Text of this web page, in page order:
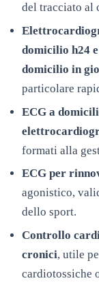
del tracciato al
domicilio h24
domicilio in
particolare
ECG a
formati alla
ECG per
agonistico,
dello sport.
Controllo
cronici, utile
cardiotossiche